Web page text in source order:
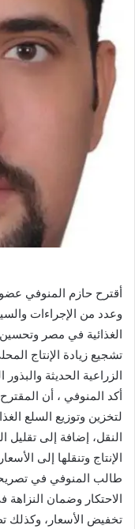
وعدد من الإجراءات
الغذائية في مصر وتحسين
تشجيع زيادة الإنتاج
الزراعية الحديثة
أكد المنوفي ، أن
لتخزين وتوزيع السلع
النقل، إضافة إلى تقليل
الإنتاج وتنقلها إلى
طالب المنوفي في
الاحتكار وضمان
تخفيض الأسعار، وكذلك